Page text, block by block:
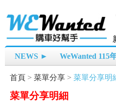
NEWS ► WeWanted 115
首頁 > 菜單分享 > 菜單分享明
菜單分享明細